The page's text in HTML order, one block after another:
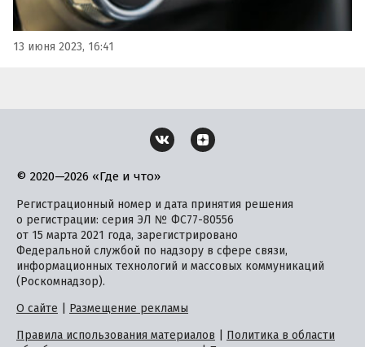
13 июня 2023, 16:41
© 2020—2026 «Где и что»
Регистрационный номер и дата принятия решения
о регистрации: серия ЭЛ № ФС77-80556
от 15 марта 2021 года, зарегистрировано
Федеральной службой по надзору в сфере связи,
информационных технологий и массовых коммуникаций
(Роскомнадзор).
О сайте
Размещение рекламы
Правила использования материалов
Политика в области